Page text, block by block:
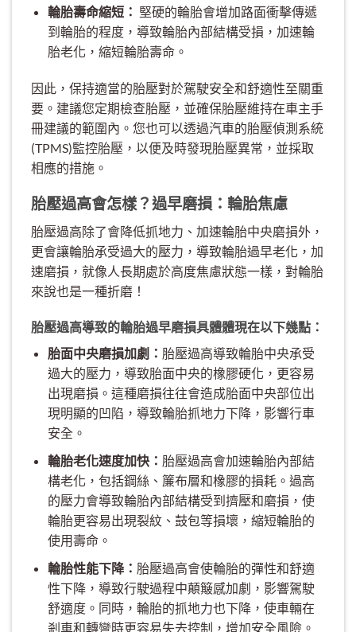
輪胎壽命縮短： 堅硬的輪胎會增加路面衝擊傳遞
到輪胎的程度，導致輪胎內部結構受損，加速輪
胎老化，縮短輪胎壽命。
因此，保持適當的胎壓對於駕駛安全和舒適性至關重
要。建議您定期檢查胎壓，並確保胎壓維持在車主手
冊建議的範圍內。您也可以透過汽車的胎壓偵測系統
(TPMS)監控胎壓，以便及時發現胎壓異常，並採取
相應的措施。
胎壓過高會怎樣？過早磨損：輪胎焦慮
胎壓過高除了會降低抓地力、加速輪胎中央磨損外，
更會讓輪胎承受過大的壓力，導致輪胎過早老化，加
速磨損，就像人長期處於高度焦慮狀態一樣，對輪胎
來說也是一種折磨！
胎壓過高導致的輪胎過早磨損具體體現在以下幾點：
胎面中央磨損加劇： 胎壓過高導致輪胎中央承受
過大的壓力，導致胎面中央的橡膠硬化，更容易
出現磨損。這種磨損往往會造成胎面中央部位出
現明顯的凹陷，導致輪胎抓地力下降，影響行車
安全。
輪胎老化速度加快： 胎壓過高會加速輪胎內部結
構老化，包括鋼絲、簾布層和橡膠的損耗。過高
的壓力會導致輪胎內部結構受到擠壓和磨損，使
輪胎更容易出現裂紋、鼓包等損壞，縮短輪胎的
使用壽命。
輪胎性能下降： 胎壓過高會使輪胎的彈性和舒適
性下降，導致行駛過程中顛簸感加劇，影響駕駛
舒適度。同時，輪胎的抓地力也下降，使車輛在
剎車和轉彎時更容易失去控制，增加安全風險。